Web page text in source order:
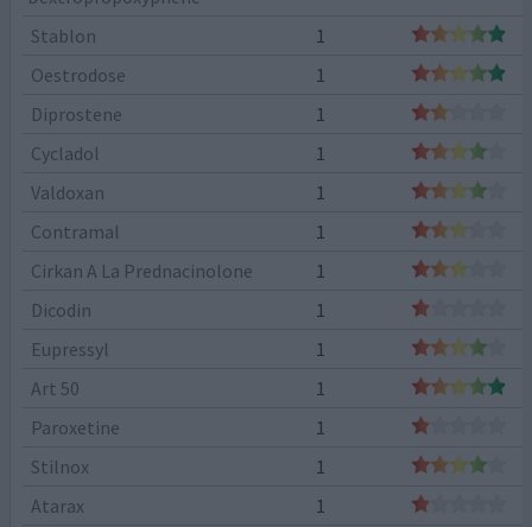
Stablon
1
Oestrodose
1
Diprostene
1
Cycladol
1
Valdoxan
1
Contramal
1
Cirkan A La Prednacinolone
1
Dicodin
1
Eupressyl
1
Art 50
1
Paroxetine
1
Stilnox
1
Atarax
1